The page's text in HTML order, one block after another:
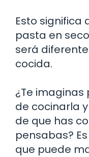
Esto significa
pasta en
será
cocida.
¿Te
de cocinarla
de que has
pensabas?
que puede